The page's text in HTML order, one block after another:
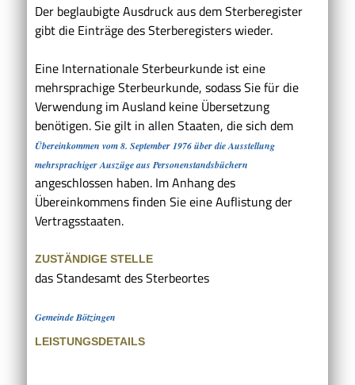
Der beglaubigte Ausdruck aus dem Sterberegister
gibt die Einträge des Sterberegisters wieder.
Eine Internationale Sterbeurkunde ist eine
mehrsprachige Sterbeurkunde, sodass Sie für die
Verwendung im Ausland keine Übersetzung
benötigen. Sie gilt in allen Staaten, die sich dem
Übereinkommen vom 8. September 1976 über die Ausstellung
mehrsprachiger Auszüge aus Personenstandsbüchern
angeschlossen haben. Im Anhang des
Übereinkommens finden Sie eine Auflistung der
Vertragsstaaten.
ZUSTÄNDIGE STELLE
das Standesamt des Sterbeortes
Gemeinde Bötzingen
LEISTUNGSDETAILS